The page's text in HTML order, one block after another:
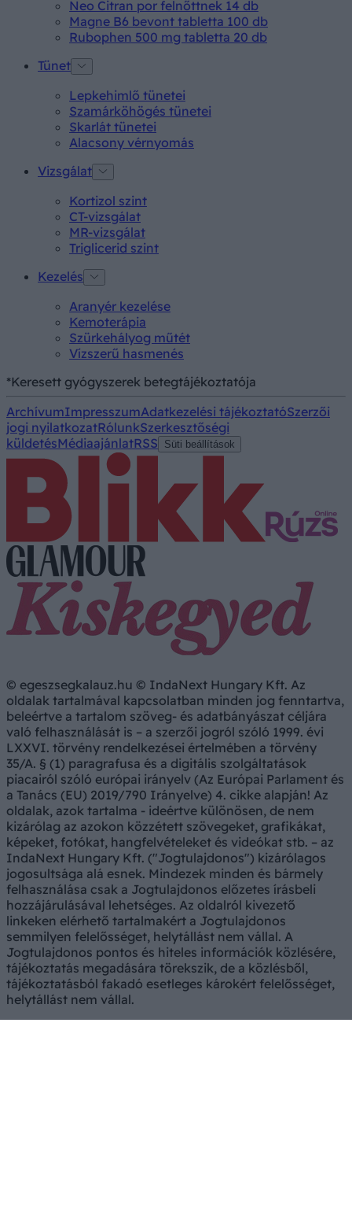
Neo Citran por felnőttnek 14 db
Magne B6 bevont tabletta 100 db
Rubophen 500 mg tabletta 20 db
Tünet
Lepkehimlő tünetei
Szamárköhögés tünetei
Skarlát tünetei
Alacsony vérnyomás
Vizsgálat
Kortizol szint
CT-vizsgálat
MR-vizsgálat
Triglicerid szint
Kezelés
Aranyér kezelése
Kemoterápia
Szürkehályog műtét
Vízszerű hasmenés
*Keresett gyógyszerek betegtájékoztatója
ArchívumImpresszumAdatkezelési tájékoztatóSzerzői
jogi nyilatkozatRólunkSzerkesztőségi
küldetésMédiaajánlatRSS Süti beállítások
© egeszsegkalauz.hu © IndaNext Hungary Kft. Az
oldalak tartalmával kapcsolatban minden jog fenntartva,
beleértve a tartalom szöveg- és adatbányászat céljára
való felhasználását is – a szerzői jogról szóló 1999. évi
LXXVI. törvény rendelkezései értelmében a törvény
35/A. § (1) paragrafusa és a digitális szolgáltatások
piacairól szóló európai irányelv (Az Európai Parlament és
a Tanács (EU) 2019/790 Irányelve) 4. cikke alapján! Az
oldalak, azok tartalma - ideértve különösen, de nem
kizárólag az azokon közzétett szövegeket, grafikákat,
képeket, fotókat, hangfelvételeket és videókat stb. – az
IndaNext Hungary Kft. ("Jogtulajdonos") kizárólagos
jogosultsága alá esnek. Mindezek minden és bármely
felhasználása csak a Jogtulajdonos előzetes írásbeli
hozzájárulásával lehetséges. Az oldalról kivezető
linkeken elérhető tartalmakért a Jogtulajdonos
semmilyen felelősséget, helytállást nem vállal. A
Jogtulajdonos pontos és hiteles információk közlésére,
tájékoztatás megadására törekszik, de a közlésből,
tájékoztatásból fakadó esetleges károkért felelősséget,
helytállást nem vállal.